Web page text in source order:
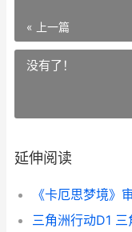
« 上一篇
没有了！
延伸阅读
三角洲行动D1